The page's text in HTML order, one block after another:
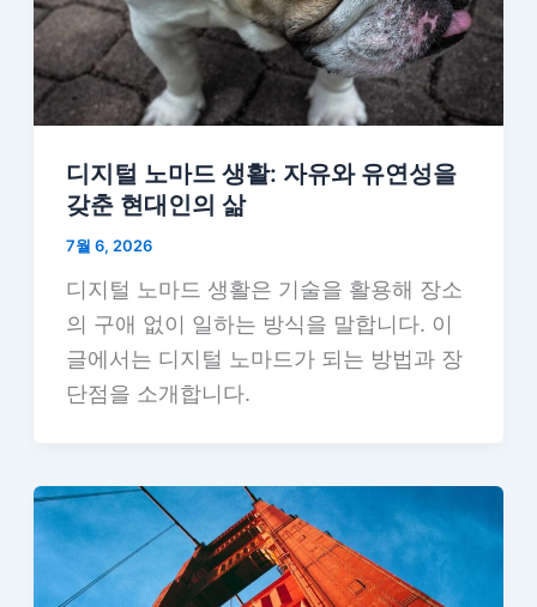
디지털 노마드 생활: 자유와 유연성을
갖춘 현대인의 삶
7월 6, 2026
디지털 노마드 생활은 기술을 활용해 장소
의 구애 없이 일하는 방식을 말합니다. 이
글에서는 디지털 노마드가 되는 방법과 장
단점을 소개합니다.